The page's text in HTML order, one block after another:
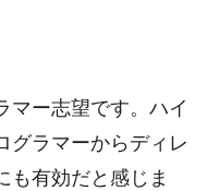
マー志望です。ハイ
グラマーからディレ
も有効だと感じま